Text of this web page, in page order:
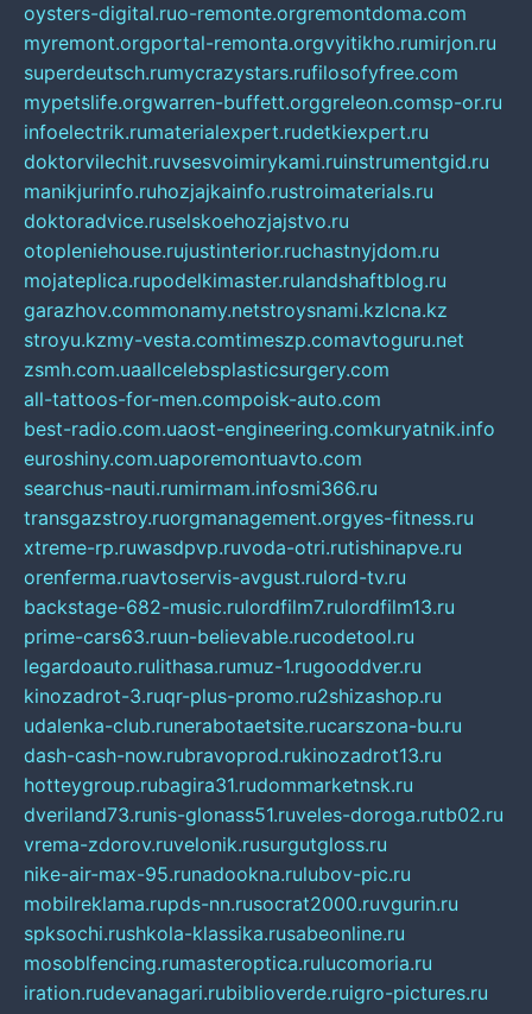
oysters-digital.ruo-remonte.orgremontdoma.com
myremont.orgportal-remonta.orgvyitikho.rumirjon.ru
superdeutsch.rumycrazystars.rufilosofyfree.com
mypetslife.orgwarren-buffett.orggreleon.comsp-or.ru
infoelectrik.rumaterialexpert.rudetkiexpert.ru
doktorvilechit.ruvsesvoimirykami.ruinstrumentgid.ru
manikjurinfo.ruhozjajkainfo.rustroimaterials.ru
doktoradvice.ruselskoehozjajstvo.ru
otopleniehouse.rujustinterior.ruchastnyjdom.ru
mojateplica.rupodelkimaster.rulandshaftblog.ru
garazhov.commonamy.netstroysnami.kzlcna.kz
stroyu.kzmy-vesta.comtimeszp.comavtoguru.net
zsmh.com.uaallcelebsplasticsurgery.com
all-tattoos-for-men.compoisk-auto.com
best-radio.com.uaost-engineering.comkuryatnik.info
euroshiny.com.uaporemontuavto.com
searchus-nauti.rumirmam.infosmi366.ru
transgazstroy.ruorgmanagement.orgyes-fitness.ru
xtreme-rp.ruwasdpvp.ruvoda-otri.rutishinapve.ru
orenferma.ruavtoservis-avgust.rulord-tv.ru
backstage-682-music.rulordfilm7.rulordfilm13.ru
prime-cars63.ruun-believable.rucodetool.ru
legardoauto.rulithasa.rumuz-1.rugooddver.ru
kinozadrot-3.ruqr-plus-promo.ru2shizashop.ru
udalenka-club.runerabotaetsite.rucarszona-bu.ru
dash-cash-now.rubravoprod.rukinozadrot13.ru
hotteygroup.rubagira31.rudommarketnsk.ru
dveriland73.runis-glonass51.ruveles-doroga.rutb02.ru
vrema-zdorov.ruvelonik.rusurgutgloss.ru
nike-air-max-95.runadookna.rulubov-pic.ru
mobilreklama.rupds-nn.rusocrat2000.ruvgurin.ru
spksochi.rushkola-klassika.rusabeonline.ru
mosoblfencing.rumasteroptica.rulucomoria.ru
iration.rudevanagari.rubiblioverde.ruigro-pictures.ru